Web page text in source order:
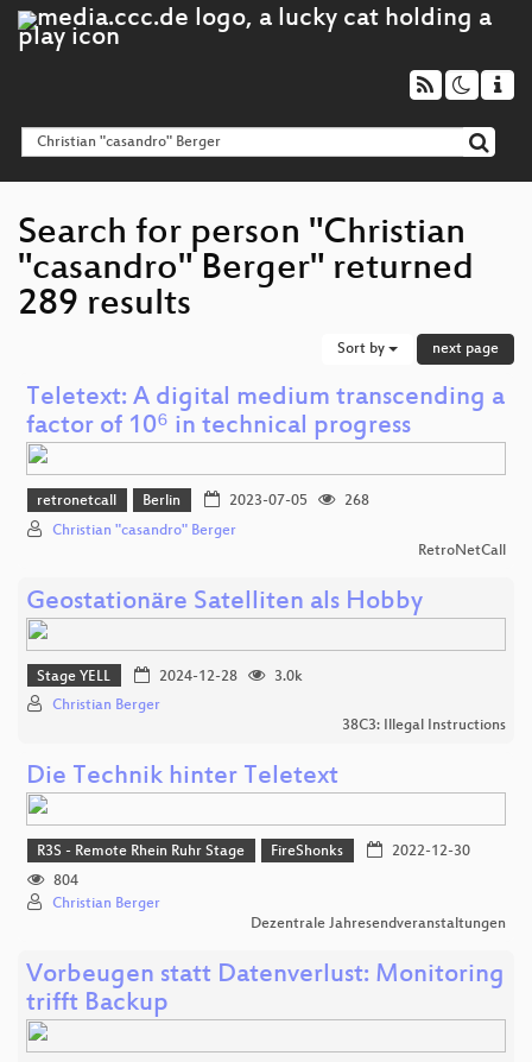
Search for person "Christian
"casandro" Berger" returned
289 results
Sort by next page
Teletext: A digital medium transcending a
factor of 10⁶ in technical progress
retronetcall Berlin 2023-07-05
268
Christian "casandro" Berger
RetroNetCall
Geostationäre Satelliten als Hobby
Stage YELL 2024-12-28
3.0k
Christian Berger
38C3: Illegal Instructions
Die Technik hinter Teletext
R3S - Remote Rhein Ruhr Stage FireShonks
2022-12-30
804
Christian Berger
Dezentrale Jahresendveranstaltungen
Vorbeugen statt Datenverlust: Monitoring
trifft Backup